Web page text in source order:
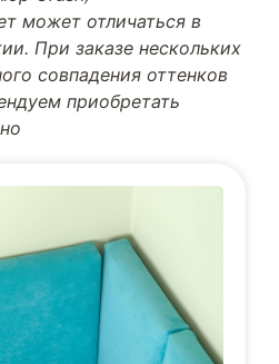
может отличаться в
При заказе нескольких
совпадения оттенков
приобретать